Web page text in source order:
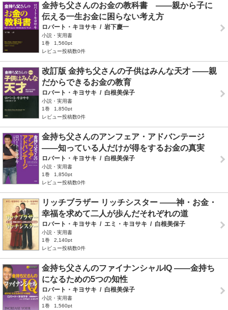
金持ち父さんのお金の教科書 ――親から子に
伝える一生お金に困らない考え方
ロバート・キヨサキ / 岩下慶一
小説・実用書
1巻
1,560pt
レビュー投稿数0件
改訂版 金持ち父さんの子供はみんな天才 ――親
だからできるお金の教育
ロバート・キヨサキ / 白根美保子
小説・実用書
1巻
1,850pt
レビュー投稿数0件
金持ち父さんのアンフェア・アドバンテージ
――知っている人だけが得をするお金の真実
ロバート・キヨサキ / 白根美保子
小説・実用書
1巻
1,850pt
レビュー投稿数0件
リッチブラザー リッチシスター ――神・お金・
幸福を求めて二人が歩んだそれぞれの道
ロバート・キヨサキ / エミ・キヨサキ / 白根美保子
小説・実用書
1巻
2,140pt
レビュー投稿数0件
金持ち父さんのファイナンシャルIQ ――金持ち
になるための5つの知性
ロバート・キヨサキ / 白根美保子
小説・実用書
1巻
1,560pt